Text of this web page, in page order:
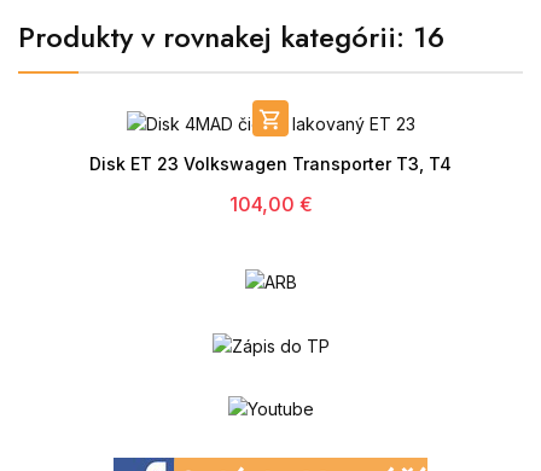
Produkty v rovnakej kategórii: 16

Disk ET 23 Volkswagen Transporter T3, T4
104,00 €